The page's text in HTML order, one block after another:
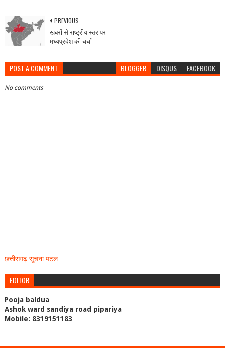
PREVIOUS
खबरों से राष्ट्रीय स्तर पर
मध्यप्रदेश की चर्चा
POST A COMMENT BLOGGER DISQUS FACEBOOK
No comments
छत्तीसगढ़ सूचना पटल
EDITOR
Pooja baldua
Ashok ward sandiya road pipariya
Mobile: 8319151183